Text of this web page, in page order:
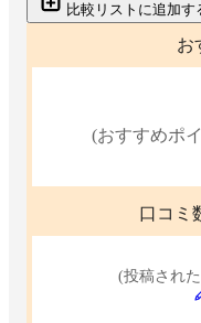
比較リストに追加す
お
(おすすめポ
口コミ
(投稿され